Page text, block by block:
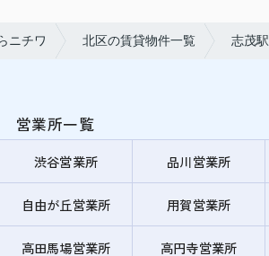
ニチワ 北区の賃貸物件一覧 志茂駅
営業所一覧
渋谷営業所 品川営業所
自由が丘営業所 用賀営業所
高田馬場営業所 高円寺営業所